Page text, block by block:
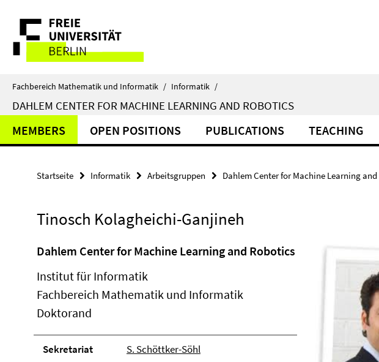
direkt
Inhalt
Service-
Navigation
Fachbereich Mathematik und Informatik / Informatik /
DAHLEM CENTER FOR MACHINE LEARNING AND ROBOTICS
MEMBERS OPEN POSITIONS PUBLICATIONS TEACHING
Startseite Informatik Arbeitsgruppen Dahlem Center for Machine Learning
Tinosch Kolagheichi-Ganjineh
Dahlem Center for Machine Learning and Robotics
Institut für Informatik
Fachbereich Mathematik und Informatik
Doktorand
Sekretariat S. Schöttker-Söhl